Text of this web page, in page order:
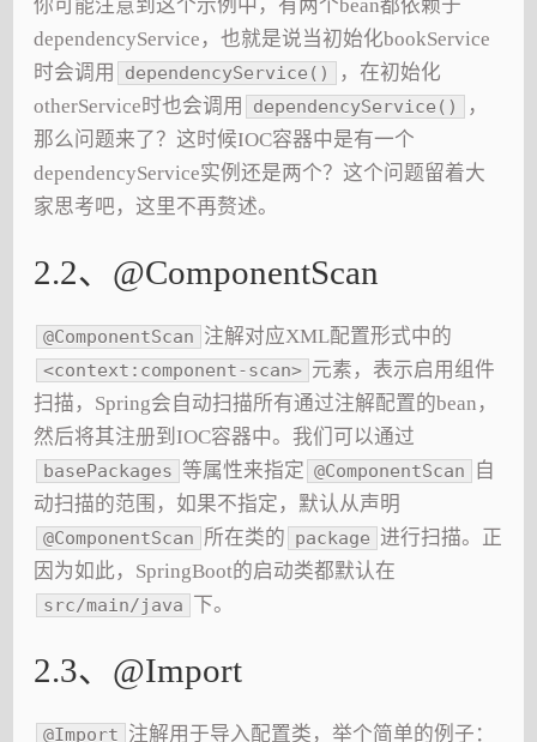
你可能注意到这个示例中，有两个bean都依赖于
dependencyService，也就是说当初始化bookService
时会调用
dependencyService()
，在初始化
otherService时也会调用
dependencyService()
，
那么问题来了？这时候IOC容器中是有一个
dependencyService实例还是两个？这个问题留着大
家思考吧，这里不再赘述。
2.2、@ComponentScan
@ComponentScan 注解对应XML配置形式中的
<context:component-scan> 元素，表示启用组件
扫描，Spring会自动扫描所有通过注解配置的bean，
然后将其注册到IOC容器中。我们可以通过
basePackages 等属性来指定 @ComponentScan
自
动扫描的范围，如果不指定，默认从声明
@ComponentScan 所在类的 package 进行扫描。正
因为如此，SpringBoot的启动类都默认在
src/main/java 下。
2.3、@Import
@Import 注解用于导入配置类，举个简单的例子：